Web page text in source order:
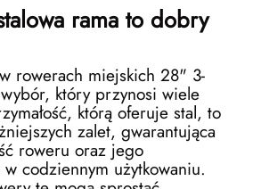
rama to dobry
rowerach miejskich 28" 3-
który przynosi wiele
którą oferuje stal, to
zalet, gwarantująca
roweru oraz jego
codziennym użytkowaniu.